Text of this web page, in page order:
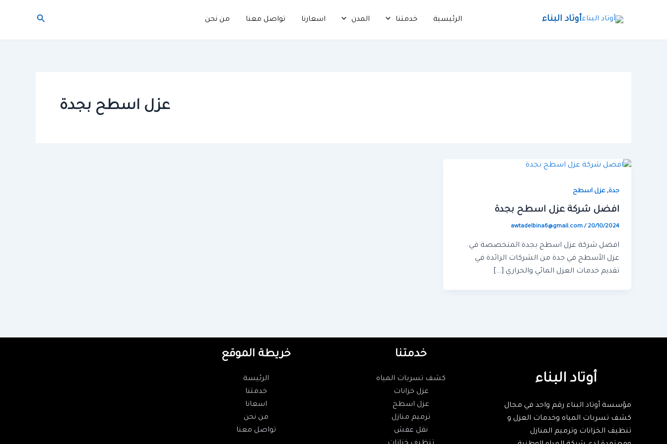
أوتاد البناء الرئيسية خدمتنا المدن اسعارنا تواصل معنا من نحن البحث
عزل اسطح بجدة
جدة,عزل اسطح
افضل شركة عزل اسطح بجدة
awtadelbina6@gmail.com/ 20/10/2024
افضل شركة عزل اسطح بجدة المتخصصة في
عزل الأسطح في جدة من الشركات الرائدة في
تقديم خدمات العزل المائي والحراري […]
أوتاد البناء
مؤسسة أوتاد البناء رقم واحد في مجال
كشف تسربات المياه وخدمات العزل و
تنظيف الخزانات وترميم المنازل
خدمتنا
كشف تسربات المياه
عزل خزانات
عزل اسطح
ترميم منازل
نقل عفش
خريطة الموقع
الرئيسة
خدمتنا
اسعانا
من نحن
تواصل معنا